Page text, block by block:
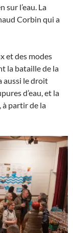
l’eau. La
Corbin qui a
et des modes
la bataille de la
aussi le droit
d’eau, et la
à partir de la